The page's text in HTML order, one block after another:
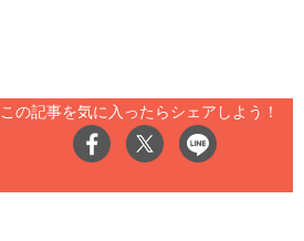
この記事を気に入ったらシェアしよう！